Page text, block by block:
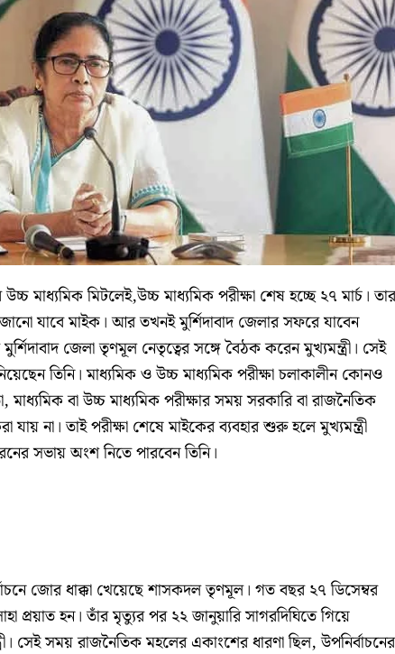
মাধ্যমিক মিটলেই,উচ্চ মাধ্যমিক পরীক্ষা শেষ হচ্ছে ২৭ মার্চ। তার
যাবে মাইক। আর তখনই মুর্শিদাবাদ জেলার সফরে যাবেন
মুর্শিদাবাদ জেলা তৃণমূল নেতৃত্বের সঙ্গে বৈঠক করেন মুখ্যমন্ত্রী। সেই
তিনি। মাধ্যমিক ও উচ্চ মাধ্যমিক পরীক্ষা চলাকালীন কোনও
মাধ্যমিক বা উচ্চ মাধ্যমিক পরীক্ষার সময় সরকারি বা রাজনৈতিক
না। তাই পরীক্ষা শেষে মাইকের ব্যবহার শুরু হলে মুখ্যমন্ত্রী
সভায় অংশ নিতে পারবেন তিনি।
জোর ধাক্কা খেয়েছে শাসকদল তৃণমূল। গত বছর ২৭ ডিসেম্বর
প্রয়াত হন। তাঁর মৃত্যুর পর ২২ জানুয়ারি সাগরদিঘিতে গিয়ে
সেই সময় রাজনৈতিক মহলের একাংশের ধারণা ছিল, উপনির্বাচনের